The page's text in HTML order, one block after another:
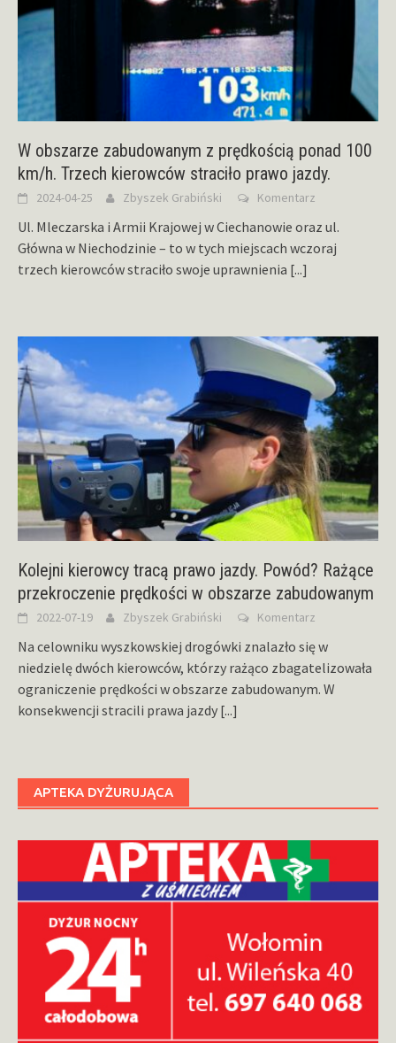
W obszarze zabudowanym z prędkością ponad 100
km/h. Trzech kierowców straciło prawo jazdy.
2024-04-25 Zbyszek Grabiński Komentarz
Ul. Mleczarska i Armii Krajowej w Ciechanowie oraz ul.
Główna w Niechodzinie – to w tych miejscach wczoraj
trzech kierowców straciło swoje uprawnienia [...]
Kolejni kierowcy tracą prawo jazdy. Powód? Rażące
przekroczenie prędkości w obszarze zabudowanym
2022-07-19 Zbyszek Grabiński Komentarz
Na celowniku wyszkowskiej drogówki znalazło się w
niedzielę dwóch kierowców, którzy rażąco zbagatelizowała
ograniczenie prędkości w obszarze zabudowanym. W
konsekwencji stracili prawa jazdy [...]
APTEKA DYŻURUJĄCA